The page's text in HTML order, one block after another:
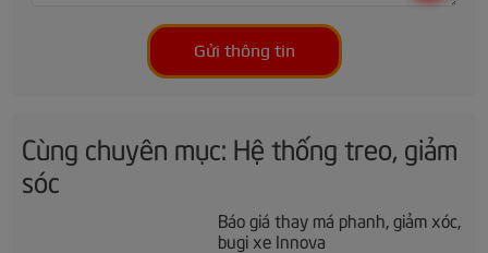
Gửi thông tin
Cùng chuyên mục: Hệ thống treo, giảm
sóc
Báo giá thay má phanh, giảm xóc,
bugi xe Innova